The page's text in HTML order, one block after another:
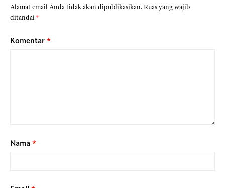
Alamat email Anda tidak akan dipublikasikan.Ruas yang wajib
ditandai *
Komentar*
Nama*